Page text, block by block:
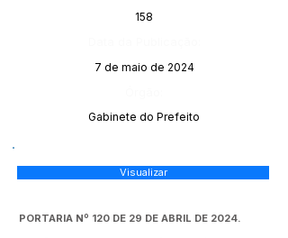
158
7 de maio de 2024
Gabinete do Prefeito
Visualizar
PORTARIA Nº 120 DE 29 DE ABRIL DE 2024.